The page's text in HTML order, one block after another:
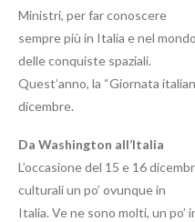
Ministri, per far conoscere
sempre più in Italia e nel
delle conquiste spaziali.
Quest’anno, la “Giornata
dicembre.
Da Washington all’Italia
L’occasione del 15 e 16
culturali un po’ ovunque in
Italia. Ve ne sono molti, un